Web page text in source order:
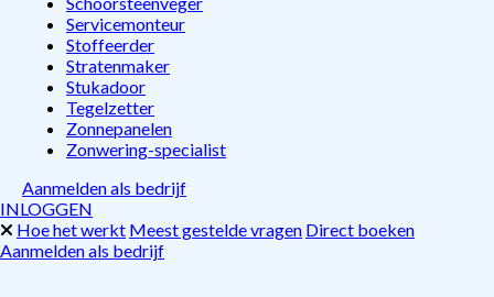
Servicemonteur
Stoffeerder
Stratenmaker
Stukadoor
Tegelzetter
Zonnepanelen
Zonwering-specialist
Aanmelden als bedrijf
INLOGGEN
Hoe het werkt Meest gestelde vragen Direct boeken
Aanmelden als bedrijf